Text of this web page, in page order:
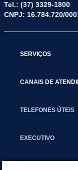
Tel.: (37) 3329-1800
CNPJ: 16.784.720/
SERVIÇOS
CANAIS DE
TELEFONES ÚTEIS
EXECUTIVO